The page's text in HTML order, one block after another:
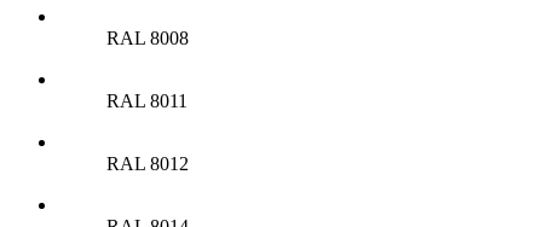
RAL 8008
RAL 8011
RAL 8012